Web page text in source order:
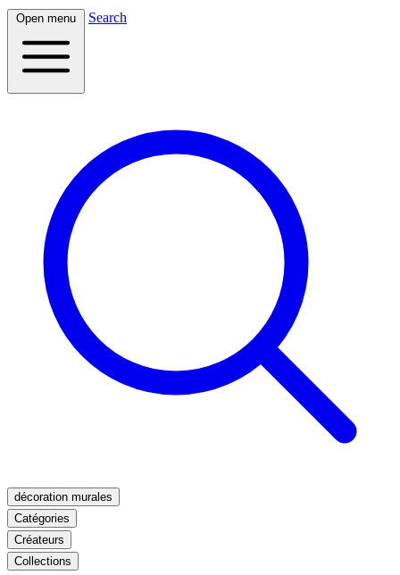
Open menu Search
décoration murales
Catégories
Créateurs
Collections